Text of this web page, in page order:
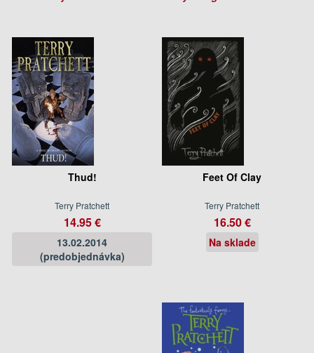
Thud!
Terry Pratchett
14.95 €
13.02.2014
(predobjednávka)
Feet Of Clay
Terry Pratchett
16.50 €
Na sklade